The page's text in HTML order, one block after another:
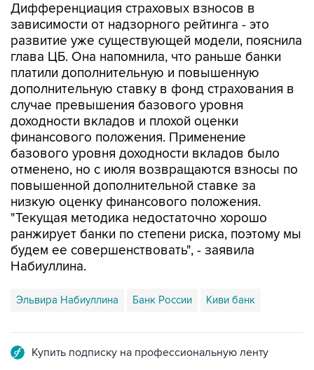
Дифференциация страховых взносов в
зависимости от надзорного рейтинга - это
развитие уже существующей модели, пояснила
глава ЦБ. Она напомнила, что раньше банки
платили дополнительную и повышенную
дополнительную ставку в фонд страхования в
случае превышения базового уровня
доходности вкладов и плохой оценки
финансового положения. Применение
базового уровня доходности вкладов было
отменено, но с июля возвращаются взносы по
повышенной дополнительной ставке за
низкую оценку финансового положения.
"Текущая методика недостаточно хорошо
ранжирует банки по степени риска, поэтому мы
будем ее совершенствовать", - заявила
Набиуллина.
Эльвира Набиуллина Банк России Киви банк
Купить подписку на профессиональную ленту